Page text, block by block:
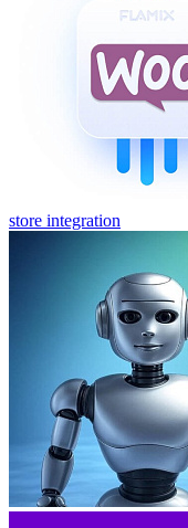
store integration